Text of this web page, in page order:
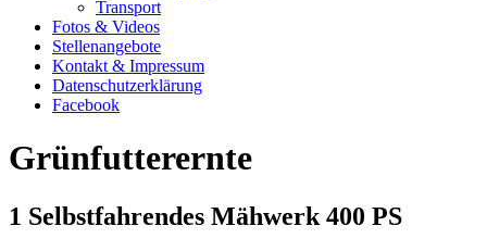
Transport
Fotos & Videos
Stellenangebote
Kontakt & Impressum
Datenschutzerklärung
Facebook
Grünfutterernte
1 Selbstfahrendes Mähwerk 400 PS